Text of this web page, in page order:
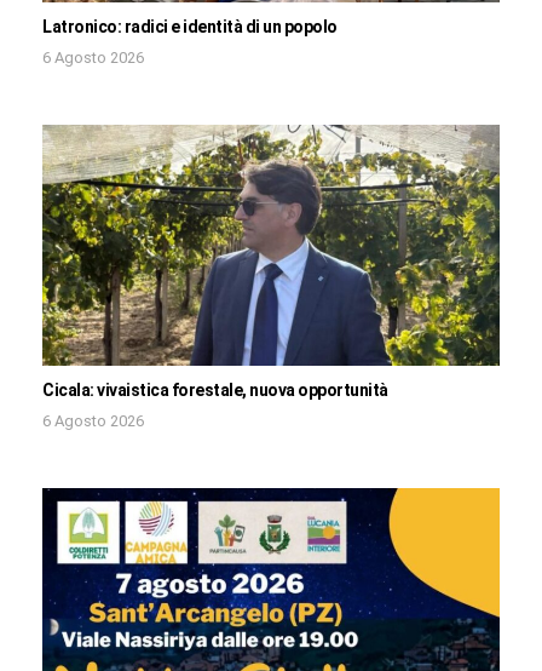
Latronico: radici e identità di un popolo
6 Agosto 2026
Cicala: vivaistica forestale, nuova opportunità
6 Agosto 2026